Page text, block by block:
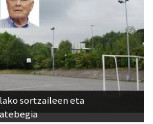
sortzaileen eta